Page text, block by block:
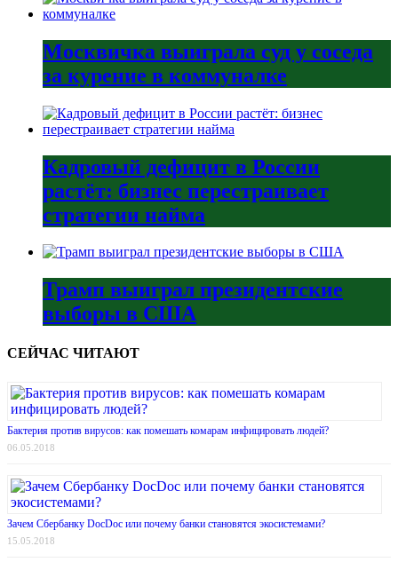
Москвичка выиграла суд у соседа
за курение в коммуналке
Кадровый дефицит в России
растёт: бизнес перестраивает
стратегии найма
Трамп выиграл президентские
выборы в США
СЕЙЧАС ЧИТАЮТ
Бактерия против вирусов: как помешать комарам инфицировать людей?
06.05.2018
Зачем Сбербанку DocDoc или почему банки становятся экосистемами?
15.05.2018